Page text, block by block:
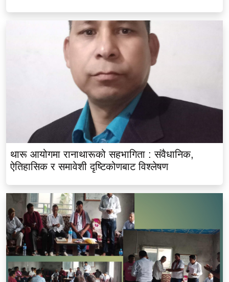
थारू आयोगमा रानाथारूको सहभागिता : संवैधानिक,
ऐतिहासिक र समावेशी दृष्टिकोणबाट विश्लेषण